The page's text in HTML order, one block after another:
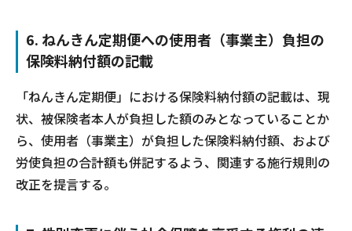
6. ねんきん定期便への使用者（事業主）負担の
保険料納付額の記載
「ねんきん定期便」における保険料納付額の記載は、現
状、被保険者本人が負担した額のみとなっていることか
ら、使用者（事業主）が負担した保険料納付額、および
労使負担の合計額も併記するよう、関連する施行規則の
改正を提言する。